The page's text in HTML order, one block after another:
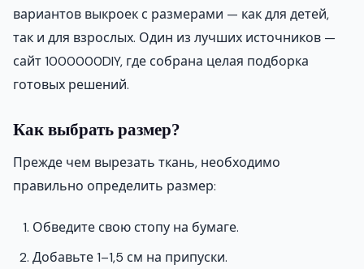
вариантов выкроек с размерами — как для детей,
так и для взрослых. Один из лучших источников —
сайт 1000000DIY, где собрана целая подборка
готовых решений.
Как выбрать размер?
Прежде чем вырезать ткань, необходимо
правильно определить размер:
Обведите свою стопу на бумаге.
Добавьте 1–1,5 см на припуски.